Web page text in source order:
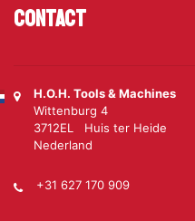
Contact
H.O.H. Tools & Machines
Wittenburg 4
3712EL Huis ter Heide
Nederland
+31 627 170 909